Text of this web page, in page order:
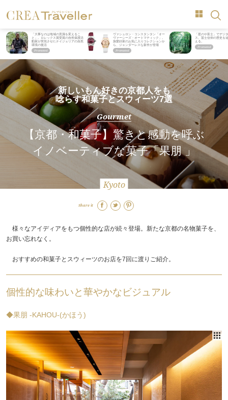
「大事なのは地域の意識を変えるこ
と」。ロレックス賞受賞の自然保護活
動家が実現させたナイジェリアの自然
環境の復活
ヴァシュロン・コンスタンタン「オー
ヴァーシーズ・オートマティック」。
旅愛好家のお気に入りコレクションか
ら、ジェンダーレスな新作が登場
「星のや富士」でデジ
ス。冨士信仰の歴史を
える。
新しいもん好きの京都人をも
唸らす和菓子とスウィーツ7選
Gourmet
【京都・和菓子】驚きと感動を呼ぶ
イノベーティブな菓子「果朋 」
Kyoto
Share it
様々なアイディアをもつ個性的な店が続々登場。新たな京都の名物菓子を、
お買い忘れなく。
おすすめの和菓子とスウィーツのお店を7回に渡りご紹介。
個性的な味わいと華やかなビジュアル
◆果朋 -KAHOU-(かほう)